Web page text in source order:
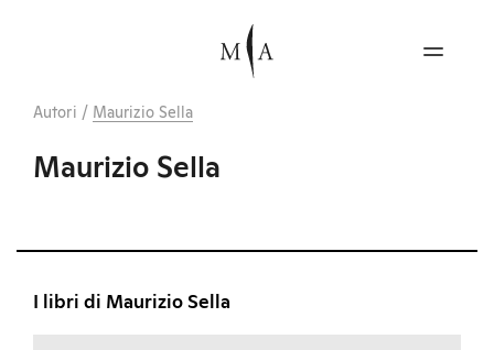
Autori / Maurizio Sella
Maurizio Sella
I libri di Maurizio Sella